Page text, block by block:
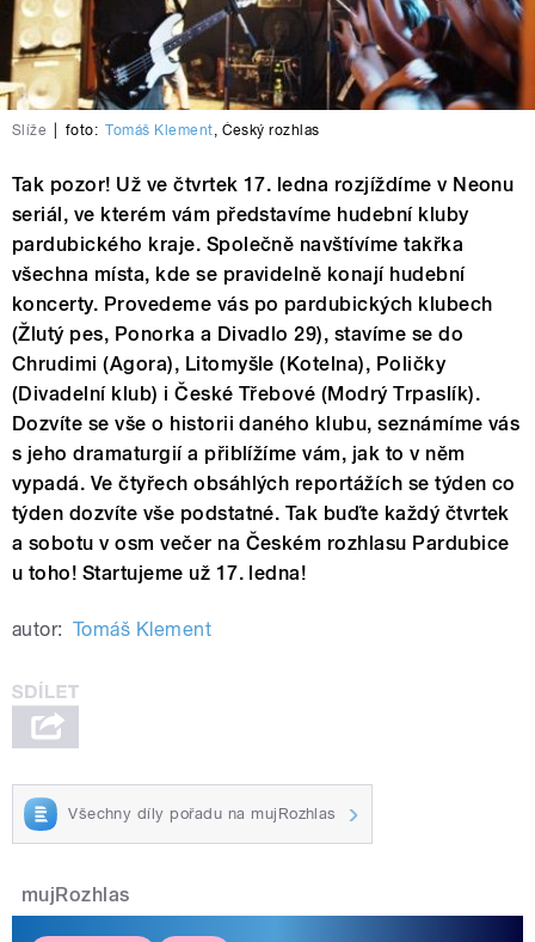
Slíže foto: Tomáš Klement, Český rozhlas
Tak pozor! Už ve čtvrtek 17. ledna rozjíždíme v Neonu
seriál, ve kterém vám představíme hudební kluby
pardubického kraje. Společně navštívíme takřka
všechna místa, kde se pravidelně konají hudební
koncerty. Provedeme vás po pardubických klubech
(Žlutý pes, Ponorka a Divadlo 29), stavíme se do
Chrudimi (Agora), Litomyšle (Kotelna), Poličky
(Divadelní klub) i České Třebové (Modrý Trpaslík).
Dozvíte se vše o historii daného klubu, seznámíme vás
s jeho dramaturgií a přiblížíme vám, jak to v něm
vypadá. Ve čtyřech obsáhlých reportážích se týden co
týden dozvíte vše podstatné. Tak buďte každý čtvrtek
a sobotu v osm večer na Českém rozhlasu Pardubice
u toho! Startujeme už 17. ledna!
autor: Tomáš Klement
Všechny díly pořadu na mujRozhlas
mujRozhlas